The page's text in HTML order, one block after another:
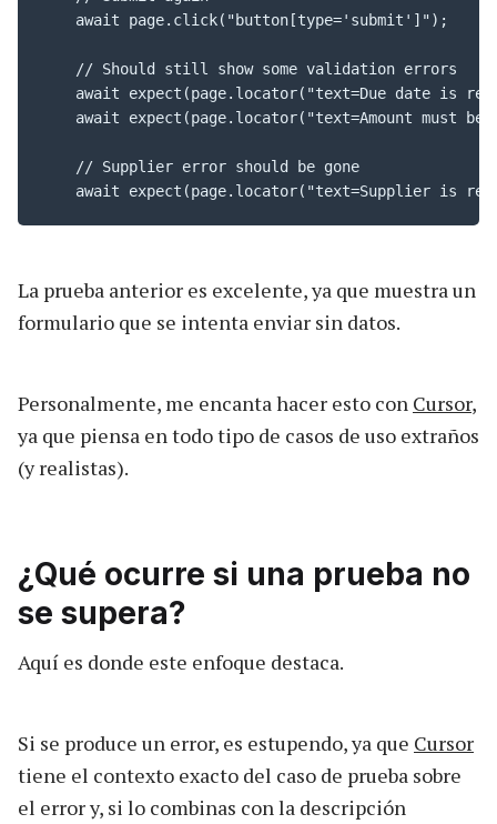
    await page.click("button[type='submit']");
    // Should still show some validation errors
await expect(page.locator("text=Due date is
await expect(page.locator("text=Amount must be
    // Supplier error should be gone
await expect(page.locator("text=Supplier is
La prueba anterior es excelente, ya que muestra un
formulario que se intenta enviar sin datos.
Personalmente, me encanta hacer esto con Cursor,
ya que piensa en todo tipo de casos de uso extraños
(y realistas).
¿Qué ocurre si una prueba no
se supera?
Aquí es donde este enfoque destaca.
Si se produce un error, es estupendo, ya que Cursor
tiene el contexto exacto del caso de prueba sobre
el error y, si lo combinas con la descripción